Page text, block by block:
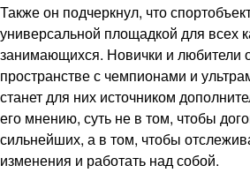
Также он подчеркнул, что
универсальной площадкой для всех
занимающихся. Новички и любители
пространстве с чемпионами и
станет для них источником
его мнению, суть не в том, чтобы
сильнейших, а в том, чтобы
изменения и работать над собой.